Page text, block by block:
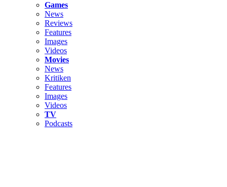
Games
News
Reviews
Features
Images
Videos
Movies
News
Kritiken
Features
Images
Videos
TV
Podcasts